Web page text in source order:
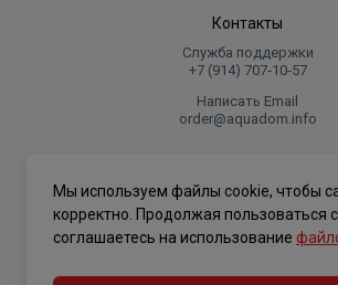
Контакты
Служба поддержки
+7 (914) 707‑10‑57
Написать Email
order@aquadom.info
.
Мы используем файлы cookie, чтобы
корректно. Продолжая пользоваться
соглашаетесь на использование